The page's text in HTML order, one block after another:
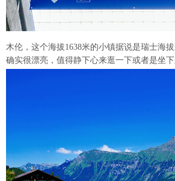
木伦，这个海拔1638米的小镇据说是瑞士海
确实很漂亮，值得静下心来逛一下或者是坐下